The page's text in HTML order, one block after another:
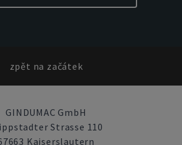
zpět na začátek
GINDUMAC GmbH
Strasse 110
Kaiserslautern